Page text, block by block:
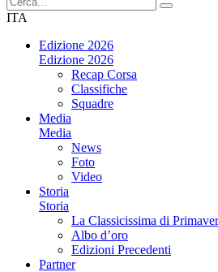
ITA
Edizione 2026
Edizione 2026
Recap Corsa
Classifiche
Squadre
Media
Media
News
Foto
Video
Storia
Storia
La Classicissima di
Albo d’oro
Edizioni Precedenti
Partner